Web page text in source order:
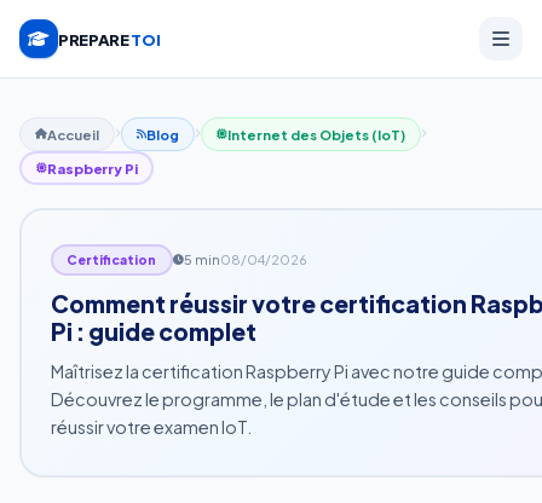
PREPARETOI
Accueil Blog Internet des Objets (IoT)
Raspberry Pi
Certification 5 min08/04/2026
Comment réussir votre certification
Pi : guide complet
Maîtrisez la certification Raspberry Pi avec notre guide
Découvrez le programme, le plan d'étude et les conseils
réussir votre examen IoT.